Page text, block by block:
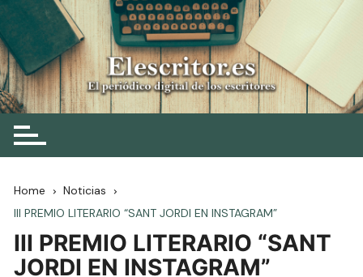
Skip
to
content
Elescritor.es
El periódico digital de los escritores
Home
Noticias
III PREMIO LITERARIO “SANT JORDI EN INSTAGRAM”
III PREMIO LITERARIO “SANT
JORDI EN INSTAGRAM”